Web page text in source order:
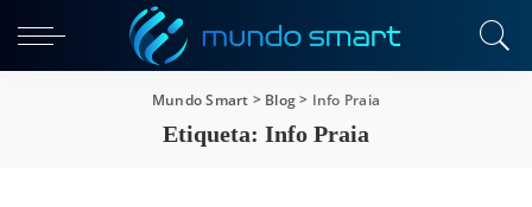
Mundo Smart > Blog> Info Praia
Etiqueta: Info Praia